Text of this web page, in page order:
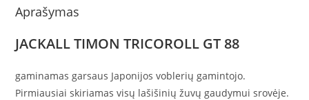
Aprašymas
JACKALL TIMON TRICOROLL GT 88
gaminamas garsaus Japonijos voblerių gamintojo.
Pirmiausiai skiriamas visų lašišinių žuvų gaudymui srovėje.